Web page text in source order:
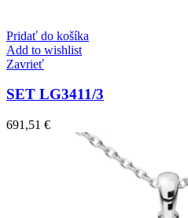
Pridať do košíka
Add to wishlist
Zavrieť
SET LG3411/3
691,51 €